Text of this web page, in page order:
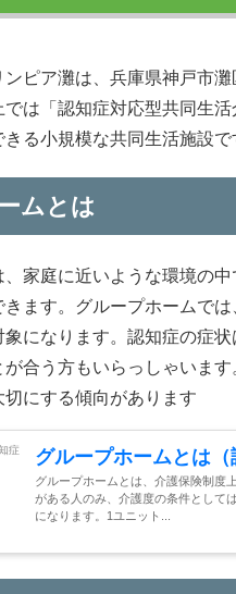
ピア灘は、兵庫県神戸市
は「認知症対応型共同生
る小規模な共同生活施設で
ムとは
家庭に近いような環境の
きます。グループホームで
になります。認知症の症
合う方もいらっしゃいま
にする傾向があります
グループホームとは（
グループホームとは、介護保険制度
がある人のみ、介護度の条件として
になります。1ユニット...